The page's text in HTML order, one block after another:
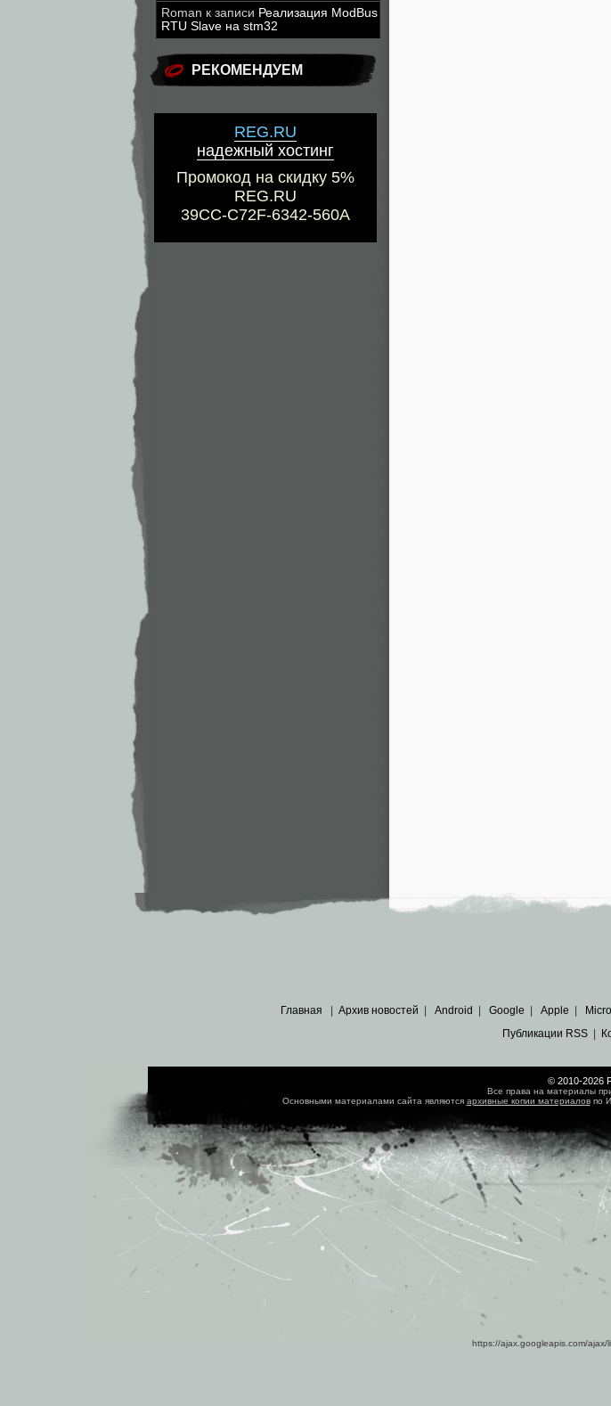
Roman к записи Реализация ModBus
RTU Slave на stm32
РЕКОМЕНДУЕМ
REG.RU
надежный хостинг
Промокод на скидку 5%
REG.RU
39CC-C72F-6342-560A
Главная Архив новостей Android Google Apple
Публикации RSS|
© 2010-2026
Все права на материалы
Основными материалами сайта являются архивные копии материаловпо
https://ajax.googleapis.com/ajax/